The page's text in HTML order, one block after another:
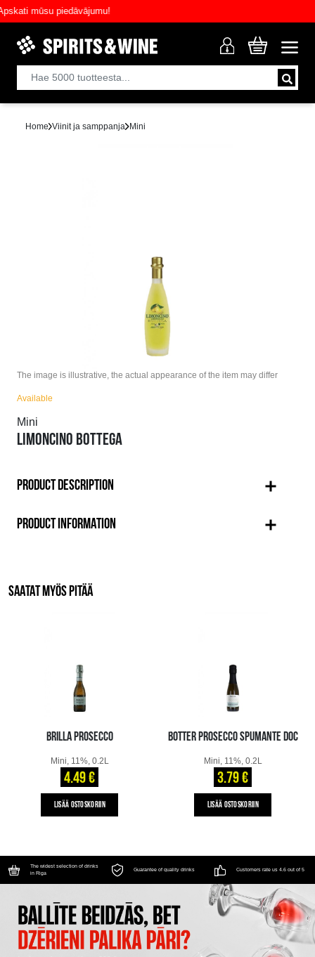
mūsu piedāvājumu!
Home Viinit ja samppanja Mini
The image is illustrative, the actual appearance of the item may differ
Available
Mini
LIMONCINO BOTTEGA
PRODUCT DESCRIPTION
PRODUCT INFORMATION
SAATAT MYÖS PITÄÄ
BRILLA PROSECCO
Mini, 11%, 0.2L
4.49 €
LISÄÄ OSTOSKORIIN
BOTTER PROSECCO SPUMANTE DOC
Mini, 11%, 0.2L
3.79 €
LISÄÄ OSTOSKORIIN
The widest selection of drinks
in Riga
Guarantee of quality drinks Customers rate us 4.6 out of 5